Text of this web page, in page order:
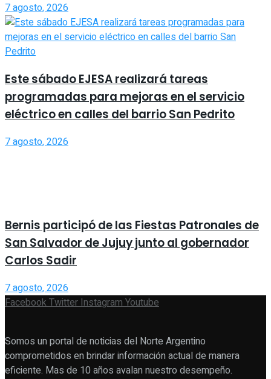
7 agosto, 2026
Este sábado EJESA realizará tareas
programadas para mejoras en el servicio
eléctrico en calles del barrio San Pedrito
7 agosto, 2026
Bernis participó de las Fiestas Patronales de
San Salvador de Jujuy junto al gobernador
Carlos Sadir
7 agosto, 2026
FacebookTwitterInstagramYoutube
Somos un portal de noticias del Norte Argentino
comprometidos en brindar información actual de manera
eficiente. Mas de 10 años avalan nuestro desempeño.